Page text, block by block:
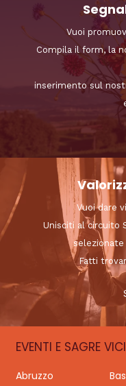
Vuoi
Compila il form, la
inserimento sul
Vuoi dare
Unisciti al circuito
Fatti
EVENTI E SAGRE
Abruzzo